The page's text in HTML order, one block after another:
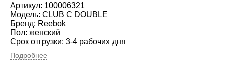
Артикул: 100006321
Модель: CLUB C DOUBLE
Бренд: Reebok
Пол: женский
Срок отгрузки: 3-4 рабочих дня
Подробнее